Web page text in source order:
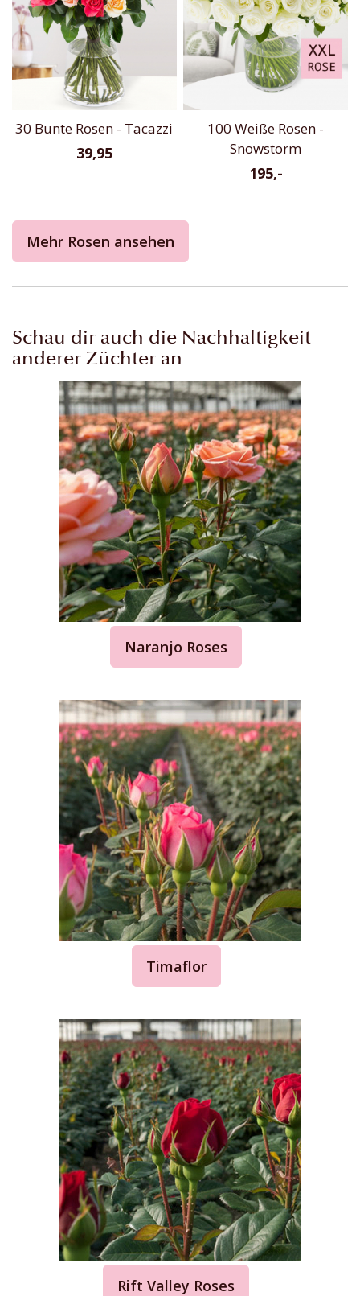
30 Bunte Rosen - Tacazzi
39,95
100 Weiße Rosen -
Snowstorm
195,-
Mehr Rosen ansehen
Schau dir auch die Nachhaltigkeit
anderer Züchter an
Naranjo Roses
Timaflor
Rift Valley Roses